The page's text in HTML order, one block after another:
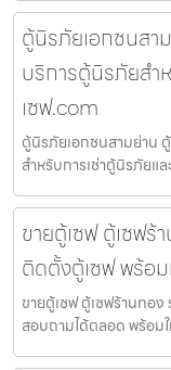
ตู้นิรภัยเอกชนสา
บริการตู้นิรภัยสำ
เซฟ.com
ตู้นิรภัยเอกชนสามย่าน ตู้
สำหรับการเช่าตู้นิรภัยแ
ขายตู้เซฟ ตู้เซฟร้
ติดตั้งตู้เซฟ พร้อ
ขายตู้เซฟ ตู้เซฟร้านทอ
สอบถามได้ตลอด พร้อม